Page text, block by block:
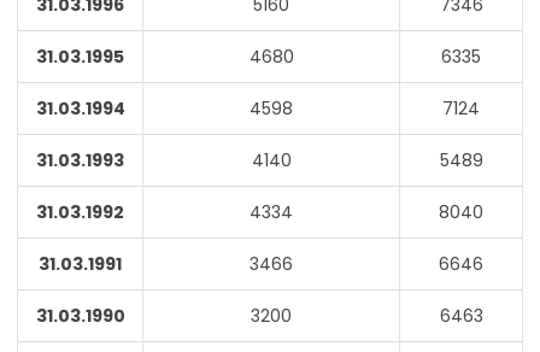
31.03.1996 5160 7346
31.03.1995 4680 6335
31.03.1994 4598 7124
31.03.1993 4140 5489
31.03.1992 4334 8040
31.03.1991 3466 6646
31.03.1990 3200 6463